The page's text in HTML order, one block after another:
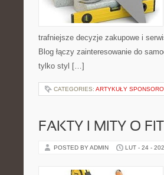
trafniejsze decyzje zakupowe i
Blog łączy zainteresowanie do
tylko styl […]
CATEGORIES: ARTYKUŁY
FAKTY I MITY O
POSTED BY ADMIN LUT - 24 -